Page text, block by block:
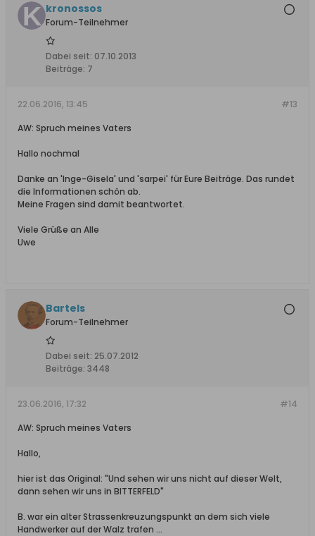
kronossos
Forum-Teilnehmer
Dabei seit: 07.10.2013
Beiträge: 7
#13
22.06.2016, 13:45
AW: Spruch meines Vaters
Hallo nochmal
Danke an 'Inge-Gisela' und 'sarpei' für Eure Beiträge. Das rundet
die Informationen schön ab.
Meine Fragen sind damit beantwortet.
Viele Grüße an Alle
Uwe
Bartels
Forum-Teilnehmer
Dabei seit: 25.07.2012
Beiträge: 3448
#14
23.06.2016, 17:32
AW: Spruch meines Vaters
Hallo,
hier ist das Original: "Und sehen wir uns nicht auf dieser Welt,
dann sehen wir uns in BITTERFELD"
B. war ein alter Strassenkreuzungspunkt an dem sich viele
Handwerker auf der Walz trafen ...